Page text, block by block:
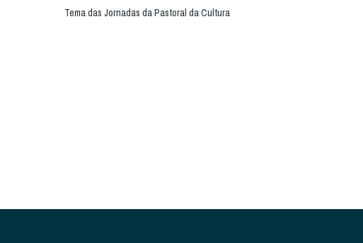
Tema das Jornadas da Pastoral da Cultura